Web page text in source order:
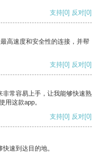
支持[0] 反对[0]
高速度和安全性的连接，并帮
支持[0] 反对[0]
常容易上手，让我能够快速熟
用这款app。
支持[0] 反对[0]
速到达目的地。